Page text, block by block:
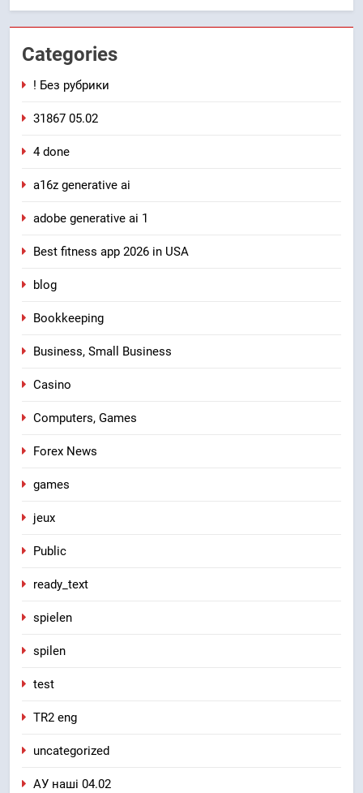
Categories
! Без рубрики
31867 05.02
4 done
a16z generative ai
adobe generative ai 1
Best fitness app 2026 in USA
blog
Bookkeeping
Business, Small Business
Casino
Computers, Games
Forex News
games
jeux
Public
ready_text
spielen
spilen
test
TR2 eng
uncategorized
АУ наші 04.02